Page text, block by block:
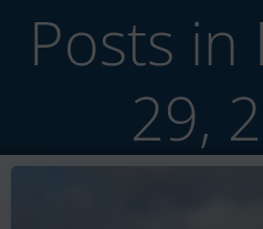
Posts
29,